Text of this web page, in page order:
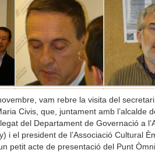
vam rebre la visita del secretari
Civis, que, juntament amb l’alcalde
del Departament de Governació a
i el president de l’Associació Cultural
petit acte de presentació del Punt